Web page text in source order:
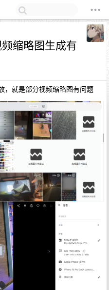
缩略图生成有
，就是部分视频缩略图有问题